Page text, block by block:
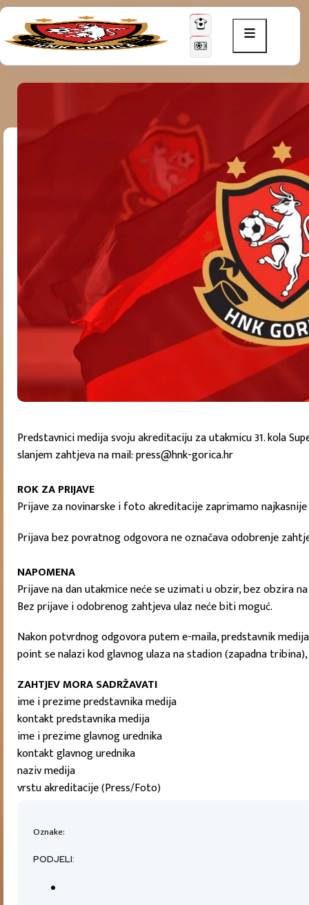
Predstavnici medija svoju akreditaciju za utakmicu 31. kola
slanjem zahtjeva na mail: press@hnk-gorica.hr
ROK ZA PRIJAVE
Prijave za novinarske i foto akreditacije zaprimamo
Prijava bez povratnog odgovora ne označava odobrenje
NAPOMENA
Prijave na dan utakmice neće se uzimati u obzir, bez obzira
Bez prijave i odobrenog zahtjeva ulaz neće biti moguć.
Nakon potvrdnog odgovora putem e-maila, predstavnik
point se nalazi kod glavnog ulaza na stadion (zapadna
ZAHTJEV MORA SADRŽAVATI
ime i prezime predstavnika medija
kontakt predstavnika medija
ime i prezime glavnog urednika
kontakt glavnog urednika
naziv medija
vrstu akreditacije (Press/Foto)
Oznake:
PODJELI: